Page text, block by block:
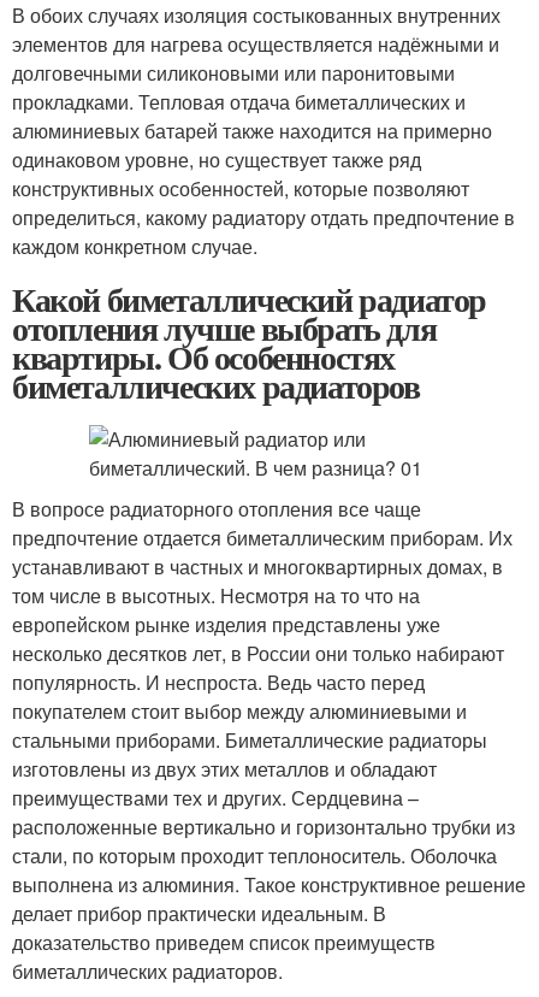
В обоих случаях изоляция состыкованных внутренних
элементов для нагрева осуществляется надёжными и
долговечными силиконовыми или паронитовыми
прокладками. Тепловая отдача биметаллических и
алюминиевых батарей также находится на примерно
одинаковом уровне, но существует также ряд
конструктивных особенностей, которые позволяют
определиться, какому радиатору отдать предпочтение в
каждом конкретном случае.
Какой биметаллический радиатор
отопления лучше выбрать для
квартиры. Об особенностях
биметаллических радиаторов
В вопросе радиаторного отопления все чаще
предпочтение отдается биметаллическим приборам. Их
устанавливают в частных и многоквартирных домах, в
том числе в высотных. Несмотря на то что на
европейском рынке изделия представлены уже
несколько десятков лет, в России они только набирают
популярность. И неспроста. Ведь часто перед
покупателем стоит выбор между алюминиевыми и
стальными приборами. Биметаллические радиаторы
изготовлены из двух этих металлов и обладают
преимуществами тех и других. Сердцевина –
расположенные вертикально и горизонтально трубки из
стали, по которым проходит теплоноситель. Оболочка
выполнена из алюминия. Такое конструктивное решение
делает прибор практически идеальным. В
доказательство приведем список преимуществ
биметаллических радиаторов.